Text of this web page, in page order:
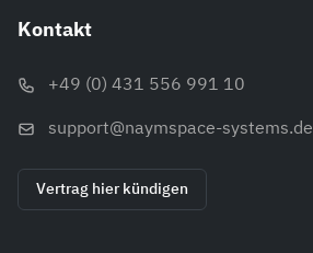
Kontakt
+49 (0) 431 556 991 10
support@naymspace-systems.de
Vertrag hier kündigen